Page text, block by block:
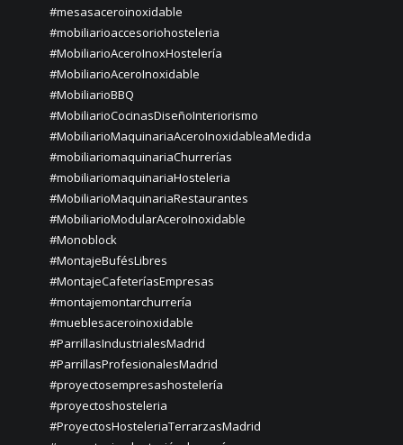
#mesasaceroinoxidable
#mobiliarioaccesoriohosteleria
#MobiliarioAceroInoxHostelería
#MobiliarioAceroInoxidable
#MobiliarioBBQ
#MobiliarioCocinasDiseñoInteriorismo
#MobiliarioMaquinariaAceroInoxidableaMedida
#mobiliariomaquinariaChurrerías
#mobiliariomaquinariaHosteleria
#MobiliarioMaquinariaRestaurantes
#MobiliarioModularAceroInoxidable
#Monoblock
#MontajeBufésLibres
#MontajeCafeteríasEmpresas
#montajemontarchurrería
#mueblesaceroinoxidable
#ParrillasIndustrialesMadrid
#ParrillasProfesionalesMadrid
#proyectosempresashostelería
#proyectoshosteleria
#ProyectosHosteleriaTerrarzasMadrid